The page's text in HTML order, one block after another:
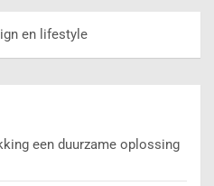
een duurzame oplossing